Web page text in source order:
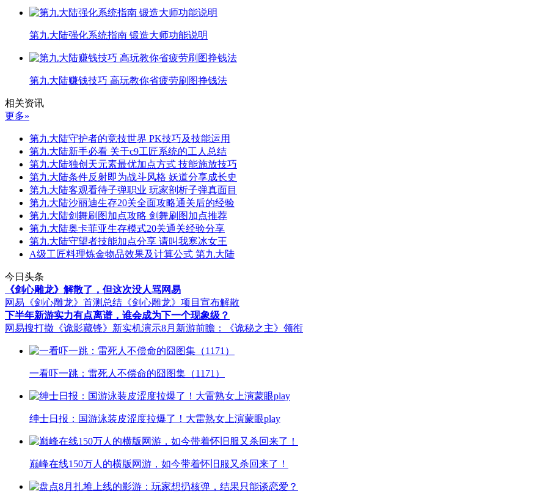
第九大陆强化系统指南 锻造大师功能说明
第九大陆赚钱技巧 高玩教你省疲劳刷图挣钱法
相关资讯
更多»
第九大陆守护者的竞技世界 PK技巧及技能运用
第九大陆新手必看 关于c9工匠系统的工人总结
第九大陆独创天元素最优加点方式 技能施放技巧
第九大陆条件反射即为战斗风格 妖道分享成长史
第九大陆客观看待子弹职业 玩家剖析子弹真面目
第九大陆沙丽迪生存20关全面攻略通关后的经验
第九大陆剑舞刷图加点攻略 剑舞刷图加点推荐
第九大陆奥卡菲亚生存模式20关通关经验分享
第九大陆守望者技能加点分享 请叫我寒冰女王
A级工匠料理炼金物品效果及计算公式 第九大陆
今日头条
《剑心雕龙》解散了，但这次没人骂网易
网易《剑心雕龙》首测总结 《剑心雕龙》项目宣布解散
下半年新游实力有点离谱，谁会成为下一个现象级？
网易搜打撤《诡影藏锋》新实机演示8月新游前瞻：《诡秘之主》领衔
一看吓一跳：雷死人不偿命的囧图集（1171）
绅士日报：国游泳装皮涩度拉爆了！大雷熟女上演蒙眼play
巅峰在线150万人的横版网游，如今带着怀旧服又杀回来了！